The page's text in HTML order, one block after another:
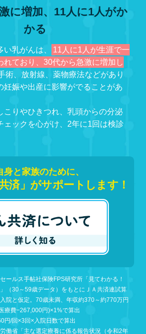
家族のために、
」がサポートします！
ス手帖社保険FPS研究所「見てわかる！
59歳データ）をもとにＪＡ共済連試算
「主な選定療養に係る報告状況（令和2年
円×入院日数で算出
社保険FPS研究所「令和3年 サラリーマン
事代や交通費等
省「令和3年6月30日時点で実施されてい
等について」をもとにＪＡ共済連試算
他のびょうき
胃がん 大腸がん
宮がん 白血病
心筋梗塞 脳卒中